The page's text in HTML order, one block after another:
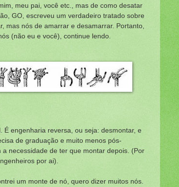
meu pai, você etc., mas de como desatar
GO, escreveu um verdadeiro tratado sobre
mas nós de amarrar e desamarrar. Portanto,
(não eu e você), continue lendo.
É engenharia reversa, ou seja: desmontar, e
de graduação e muito menos pós-
necessidade de ter que montar depois. (Por
por ai).
um monte de nó, quero dizer muitos nós.